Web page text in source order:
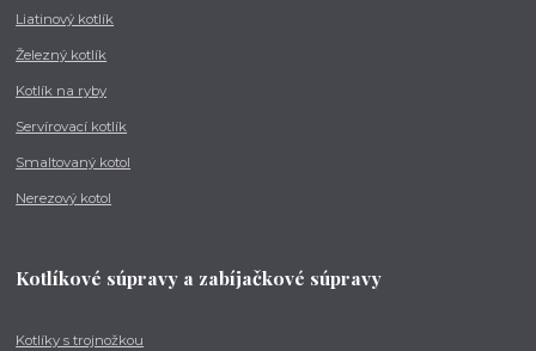
Liatinový kotlík
Železný kotlík
Kotlík na ryby
Servírovací kotlík
Smaltovaný kotol
Nerezový kotol
Kotlíkové súpravy a zabíjačkové súpravy
Kotlíky s trojnožkou